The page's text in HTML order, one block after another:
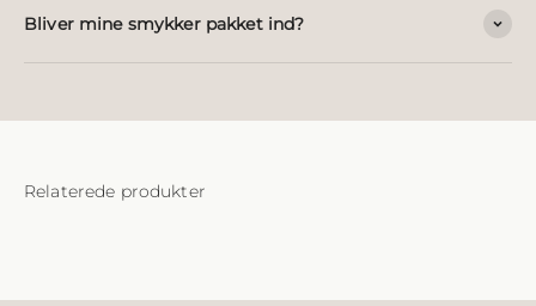
Bliver mine smykker pakket ind?